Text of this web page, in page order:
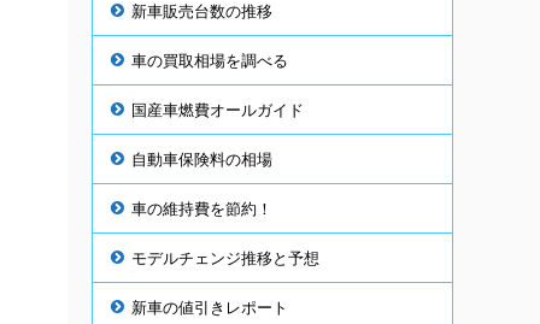
新車販売台数の推移
車の買取相場を調べる
国産車燃費オールガイド
自動車保険料の相場
車の維持費を節約！
モデルチェンジ推移と予想
新車の値引きレポート